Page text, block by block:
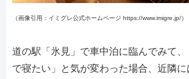
（画像引用：イミグレ公式ホームページ https://www.imigre.jp/）
道の駅「氷見」で車中泊に臨んでみて、
で寝たい」と気が変わった場合、近隣